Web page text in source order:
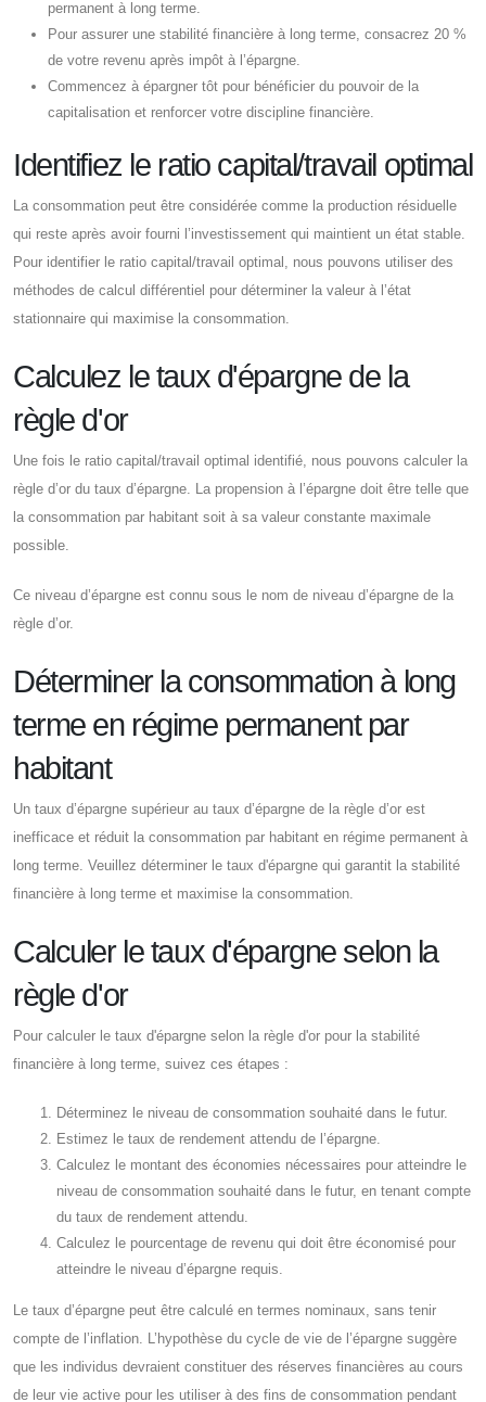
permanent à long terme.
Pour assurer une stabilité financière à long terme, consacrez 20 %
de votre revenu après impôt à l’épargne.
Commencez à épargner tôt pour bénéficier du pouvoir de la
capitalisation et renforcer votre discipline financière.
Identifiez le ratio capital/travail optimal
La consommation peut être considérée comme la production résiduelle
qui reste après avoir fourni l’investissement qui maintient un état stable.
Pour identifier le ratio capital/travail optimal, nous pouvons utiliser des
méthodes de calcul différentiel pour déterminer la valeur à l’état
stationnaire qui maximise la consommation.
Calculez le taux d'épargne de la
règle d'or
Une fois le ratio capital/travail optimal identifié, nous pouvons calculer la
règle d’or du taux d’épargne. La propension à l’épargne doit être telle que
la consommation par habitant soit à sa valeur constante maximale
possible.
Ce niveau d’épargne est connu sous le nom de niveau d’épargne de la
règle d’or.
Déterminer la consommation à long
terme en régime permanent par
habitant
Un taux d’épargne supérieur au taux d’épargne de la règle d’or est
inefficace et réduit la consommation par habitant en régime permanent à
long terme. Veuillez déterminer le taux d'épargne qui garantit la stabilité
financière à long terme et maximise la consommation.
Calculer le taux d'épargne selon la
règle d'or
Pour calculer le taux d'épargne selon la règle d'or pour la stabilité
financière à long terme, suivez ces étapes :
Déterminez le niveau de consommation souhaité dans le futur.
Estimez le taux de rendement attendu de l’épargne.
Calculez le montant des économies nécessaires pour atteindre le
niveau de consommation souhaité dans le futur, en tenant compte
du taux de rendement attendu.
Calculez le pourcentage de revenu qui doit être économisé pour
atteindre le niveau d’épargne requis.
Le taux d’épargne peut être calculé en termes nominaux, sans tenir
compte de l’inflation. L’hypothèse du cycle de vie de l’épargne suggère
que les individus devraient constituer des réserves financières au cours
de leur vie active pour les utiliser à des fins de consommation pendant